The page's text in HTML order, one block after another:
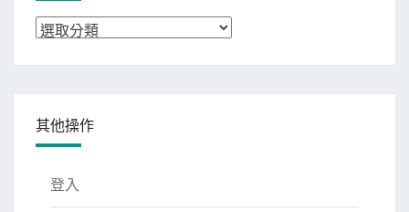
分
其他操作
登入